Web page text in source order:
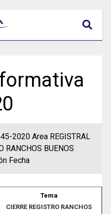
2020 Area REGISTRAL
RANCHOS BUENOS
Fecha
Tema
CIERRE REGISTRO RANCHOS